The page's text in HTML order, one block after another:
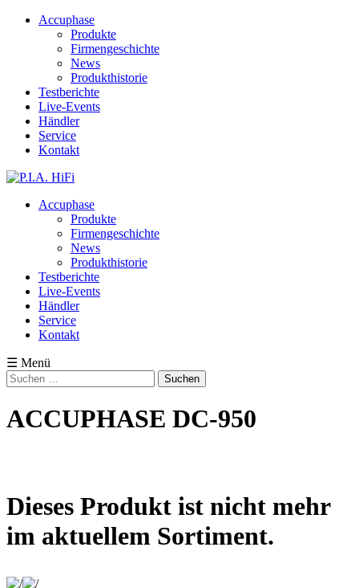
Accuphase
Produkte
Firmengeschichte
News
Produkthistorie
Testberichte
Live-Events
Händler
Service
Kontakt
Accuphase
Produkte
Firmengeschichte
News
Produkthistorie
Testberichte
Live-Events
Händler
Service
Kontakt
☰ Menü
Suchen
nach:
ACCUPHASE DC-950
Dieses Produkt ist nicht mehr
im aktuellem Sortiment.